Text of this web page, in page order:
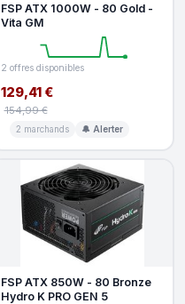
FSP ATX 1000W - 80 Gold -
Vita GM
2 offres disponibles
129,41 €
154,99 €
2 marchands 🔔 Alerter
FSP ATX 850W - 80 Bronze
Hydro K PRO GEN 5